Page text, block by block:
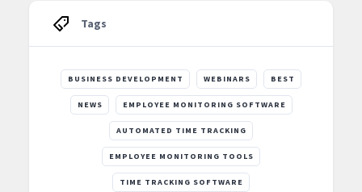
Tags
BUSINESS DEVELOPMENT WEBINARS BEST
NEWS EMPLOYEE MONITORING SOFTWARE
AUTOMATED TIME TRACKING
EMPLOYEE MONITORING TOOLS
TIME TRACKING SOFTWARE